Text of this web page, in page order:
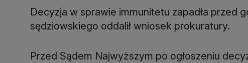
Decyzja w sprawie immunitetu zapadła przed
sędziowskiego oddalił wniosek prokuratury.
Przed Sądem Najwyższym po ogłoszeniu